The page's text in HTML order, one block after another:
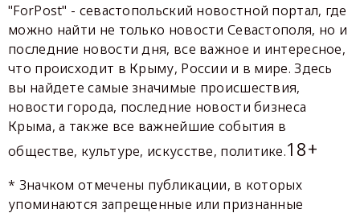
"ForPost" - севастопольский новостной портал, где
можно найти не только новости Севастополя, но и
последние новости дня, все важное и интересное,
что происходит в Крыму, России и в мире. Здесь
вы найдете самые значимые происшествия,
новости города, последние новости бизнеса
Крыма, а также все важнейшие события в
обществе, культуре, искусстве, политике.18+
* Значком отмечены публикации, в которых
упоминаются запрещенные или признанные